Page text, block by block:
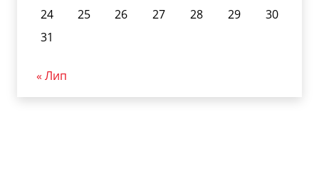
24
25 26 27 28 29
30
31
« Лип